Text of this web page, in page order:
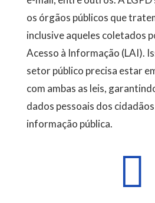
os órgãos públicos que
inclusive aqueles coletados
Acesso à Informação (LAI).
setor público precisa estar
com ambas as leis,
dados pessoais dos cidadãos
informação pública.
